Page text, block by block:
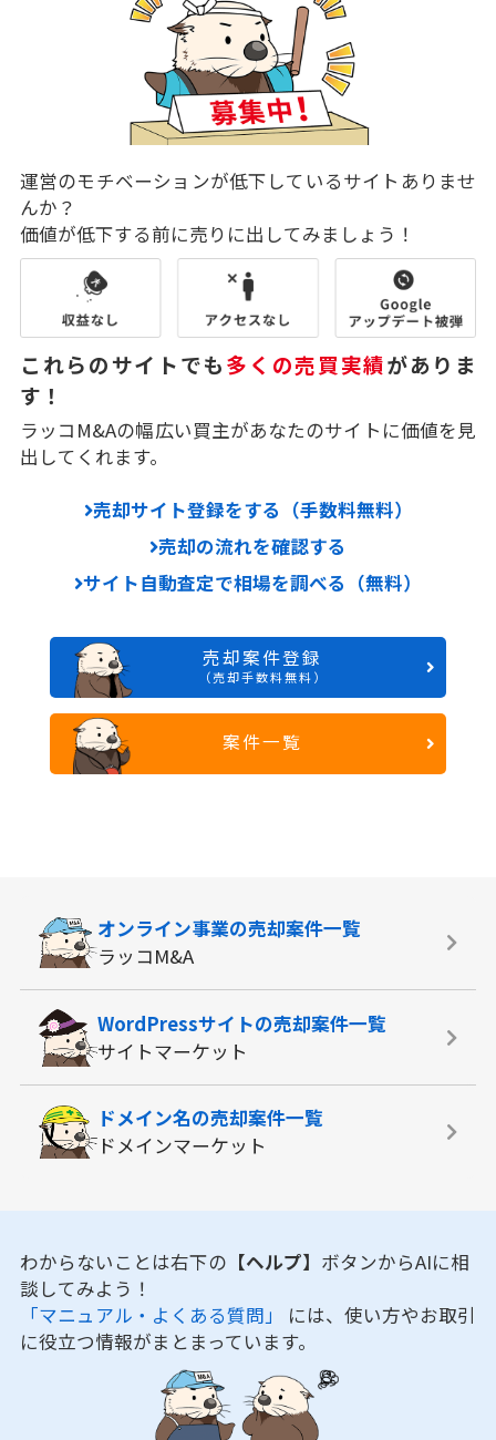
運営のモチベーションが低下しているサイトありませ
んか？
価値が低下する前に売りに出してみましょう！
これらのサイトでも多くの売買実績がありま
す！
ラッコM&Aの幅広い買主があなたのサイトに価値を見
出してくれます。
売却サイト登録をする（手数料無料）
売却の流れを確認する
サイト自動査定で相場を調べる（無料）
売却案件登録
（売却手数料無料）
案件一覧
オンライン事業の売却案件一覧
ラッコM&A
WordPressサイトの売却案件一覧
サイトマーケット
ドメイン名の売却案件一覧
ドメインマーケット
わからないことは右下の 【ヘルプ】 ボタンからAIに相
談してみよう！
「マニュアル・よくある質問」 には、使い方やお取引
に役立つ情報がまとまっています。